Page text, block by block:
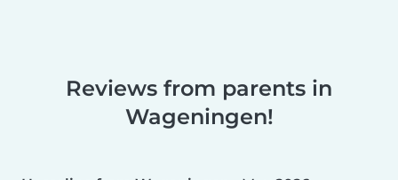
Reviews from parents in
Wageningen!